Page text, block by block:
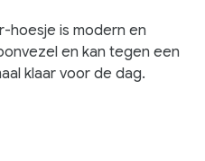
hoesje is modern en
en kan tegen een
klaar voor de dag.